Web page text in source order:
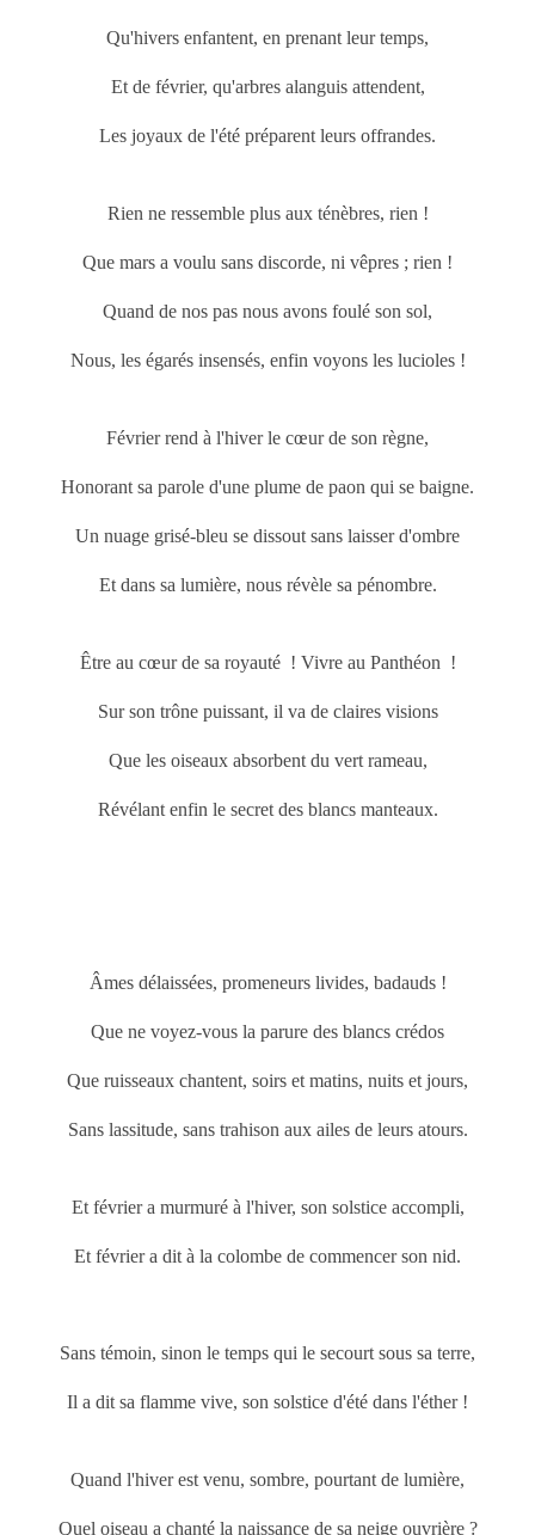
Qu'hivers enfantent, en prenant leur temps,
Et de février, qu'arbres alanguis attendent,
Les joyaux de l'été préparent leurs offrandes.
Rien ne ressemble plus aux ténèbres, rien !
Que mars a voulu sans discorde, ni vêpres ; rien !
Quand de nos pas nous avons foulé son sol,
Nous, les égarés insensés, enfin voyons les lucioles !
Février rend à l'hiver le cœur de son règne,
Honorant sa parole d'une plume de paon qui se baigne.
Un nuage grisé-bleu se dissout sans laisser d'ombre
Et dans sa lumière, nous révèle sa pénombre.
Être au cœur de sa royauté ! Vivre au Panthéon !
Sur son trône puissant, il va de claires visions
Que les oiseaux absorbent du vert rameau,
Révélant enfin le secret des blancs manteaux.
Âmes délaissées, promeneurs livides, badauds !
Que ne voyez-vous la parure des blancs crédos
Que ruisseaux chantent, soirs et matins, nuits et jours,
Sans lassitude, sans trahison aux ailes de leurs atours.
Et février a murmuré à l'hiver, son solstice accompli,
Et février a dit à la colombe de commencer son nid.
Sans témoin, sinon le temps qui le secourt sous sa terre,
Il a dit sa flamme vive, son solstice d'été dans l'éther !
Quand l'hiver est venu, sombre, pourtant de lumière,
Quel oiseau a chanté la naissance de sa neige ouvrière ?